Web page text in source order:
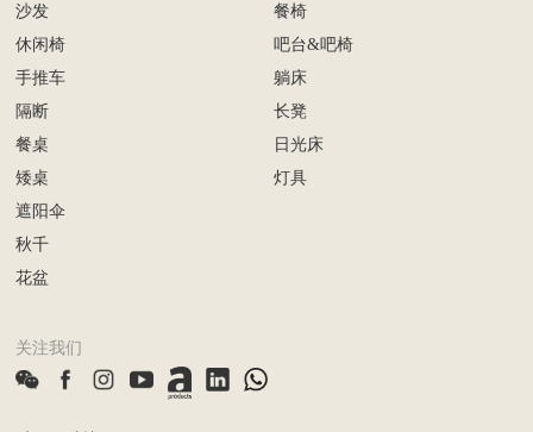
沙发
休闲椅
手推车
隔断
餐桌
矮桌
餐椅
吧台&吧椅
躺床
长凳
日光床
灯具
遮阳伞
秋千
花盆
关注我们